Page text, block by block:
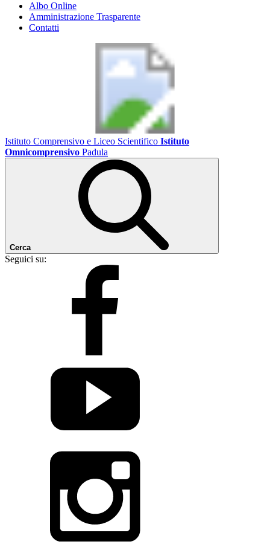
Albo Online
Amministrazione Trasparente
Contatti
Istituto Comprensivo e Liceo Scientifico Istituto
Omnicomprensivo Padula
Cerca
Seguici su: